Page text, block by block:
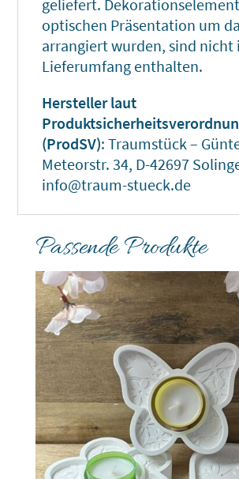
geliefert.
optischen Präsentation um
arrangiert wurden, sind nicht
Lieferumfang enthalten.
Hersteller laut
(ProdSV): Traumstück –
Meteorstr. 34, D-42697
info@traum-stueck.de
Passende Produkte